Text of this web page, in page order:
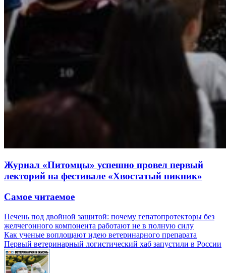
Журнал «Питомцы» успешно провел первый
лекторий на фестивале «Хвостатый пикник»
Самое читаемое
Печень под двойной защитой: почему гепатопротекторы без
желчегонного компонента работают не в полную силу
Как ученые воплощают идею ветеринарного препарата
Первый ветеринарный логистический хаб запустили в России